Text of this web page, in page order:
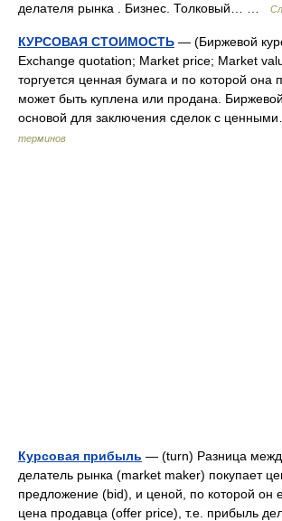
делателя рынка . Бизнес. Толковый… …
КУРСОВАЯ СТОИМОСТЬ — (Биржевой
Exchange quotation; Market price; Market
торгуется ценная бумага и по которой она
может быть куплена или продана.
основой для заключения сделок с
терминов
Курсовая прибыль — (turn) Разница
делатель рынка (market maker) покупает
предложение (bid), и ценой, по которой он
цена продавца (offer price), т.е. прибыль